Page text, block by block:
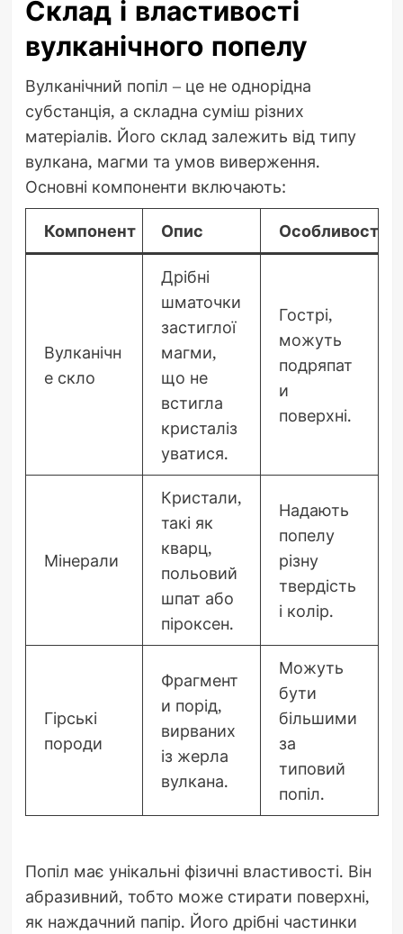
Склад і властивості
вулканічного попелу
Вулканічний попіл – це не однорідна
субстанція, а складна суміш різних
матеріалів. Його склад залежить від типу
вулкана, магми та умов виверження.
Основні компоненти включають:
Компонент Опис Особливості
Вулканічн
е скло
Дрібні
шматочки
застиглої
магми,
що не
встигла
кристаліз
уватися.
Гострі,
можуть
подряпат
и
поверхні.
Мінерали
Кристали,
такі як
кварц,
польовий
шпат або
піроксен.
Надають
попелу
різну
твердість
і колір.
Гірські
породи
Фрагмент
и порід,
вирваних
із жерла
вулкана.
Можуть
бути
більшими
за
типовий
попіл.
Попіл має унікальні фізичні властивості. Він
абразивний, тобто може стирати поверхні,
як наждачний папір. Його дрібні частинки